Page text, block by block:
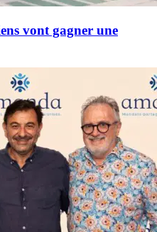
vont gagner une